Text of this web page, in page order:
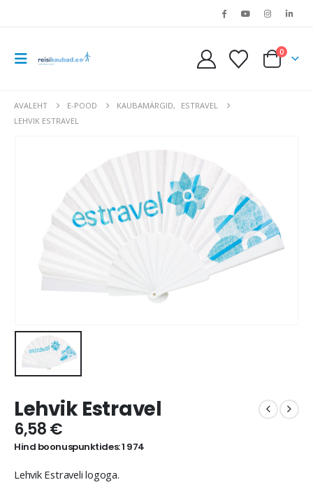
0
AVALEHT E-POOD KAUBAMÄRGID,
ESTRAVEL
LEHVIK ESTRAVEL
Lehvik Estravel
6,58€
Hind boonuspunktides: 1 974
Lehvik Estraveli logoga.